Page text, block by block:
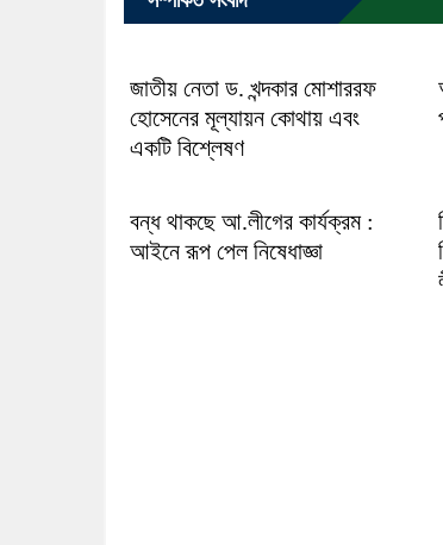
জাতীয় নেতা ড. খন্দকার মোশাররফ
হোসেনের মূল্যায়ন কোথায় এবং
একটি বিশ্লেষণ
বন্ধ থাকছে আ.লীগের কার্যক্রম :
আইনে রূপ পেল নিষেধাজ্ঞা